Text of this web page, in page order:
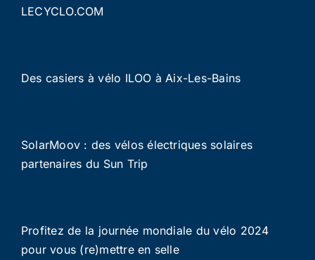
LECYCLO.COM
Des casiers à vélo ILOO à Aix-Les-Bains
SolarMoov : des vélos électriques solaires
partenaires du Sun Trip
Profitez de la journée mondiale du vélo 2024
pour vous (re)mettre en selle